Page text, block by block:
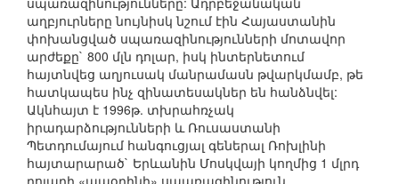
աղբյուրները նույնիսկ նշում էին Հայաստանին
փոխանցված սպառազինությունների մոտավոր
արժեքը` 800 մլն դոլար, իսկ ինտերնետում
հայտնվեց աղյուսակ մանրամասն թվարկմամբ, թե
հատկապես ինչ զինատեսակներ են հանձնվել:
Ակնհայտ է 1996թ. տխրահռչակ
իրադարձությունների և Ռուսաստանի
Պետդումայում հանգուցյալ գեներալ Ռոխլինի
հայտարարած` Երևանին Մոսկվայի կողմից 1 մլրդ